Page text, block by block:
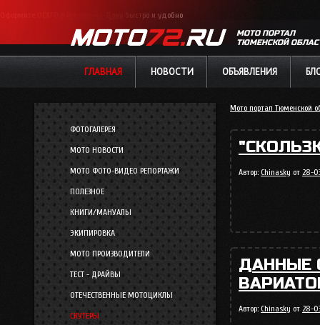
быстро и удобно
МОТО ПОРТАЛ
ТЮМЕНСКОЙ
ГЛАВНАЯ НОВОСТИ ОБЪЯВЛЕНИЯ
ФОТОГАЛЕРЕЯ
МОТО НОВОСТИ
МОТО ФОТО-ВИДЕО РЕПОРТАЖИ
ПОЛЕЗНОЕ
КНИГИ/МАНУАЛЫ
ЭКИПИРОВКА
МОТО ПРОИЗВОДИТЕЛИ
ТЕСТ - ДРАЙВЫ
ОТЕЧЕСТВЕННЫЕ МОТОЦИКЛЫ
СКУТЕРЫ
Мото портал Тюменской
Автор: Chinasky от 28-
ДАННЫЕ
Автор: Chinasky от 28-